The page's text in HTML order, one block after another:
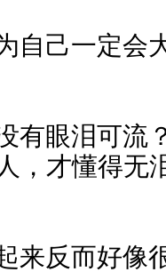
自己一定会
有眼泪可流
，才懂得无
来反而好像